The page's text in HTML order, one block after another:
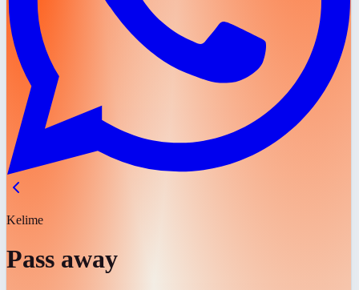
Kelime
Pass away